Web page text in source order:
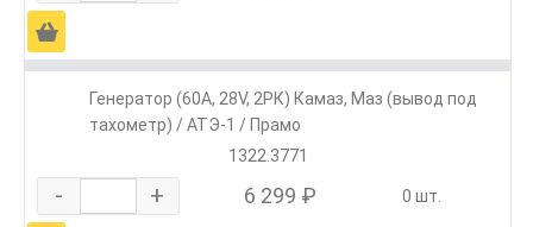
Ä
Генератор (60А, 28V, 2РК) Камаз, Маз (вывод под
тахометр) / АТЭ-1 / Прамо
1322.3771
- + 6 299 ₽ 0 шт.